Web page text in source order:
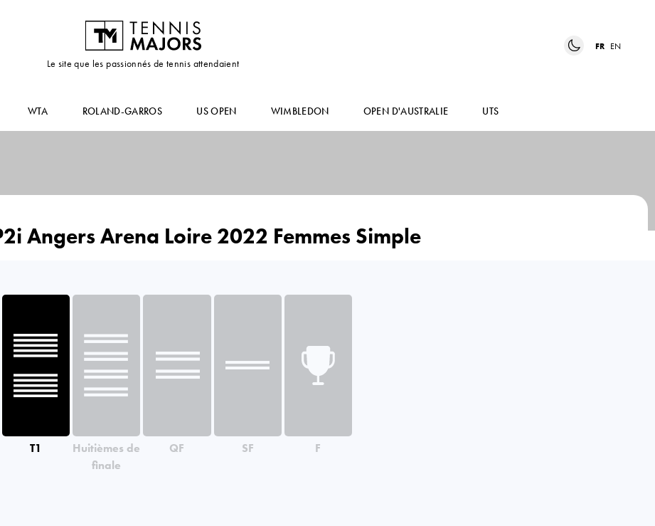
Le site que les passionnés de tennis attendaient
FR EN
WTA ROLAND-GARROS US OPEN WIMBLEDON OPEN D'AUSTRALIE UTS
Angers Arena Loire 2022 Femmes Simple
T1
Huitièmes de
finale
QF SF F